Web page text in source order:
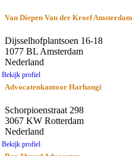
Van Diepen Van der Kroef Amsterdam
Dijsselhofplantsoen 16-18
1077 BL Amsterdam
Nederland
Bekijk profiel
Advocatenkantoor Harhangi
Schorpioenstraat 298
3067 KW Rotterdam
Nederland
Bekijk profiel